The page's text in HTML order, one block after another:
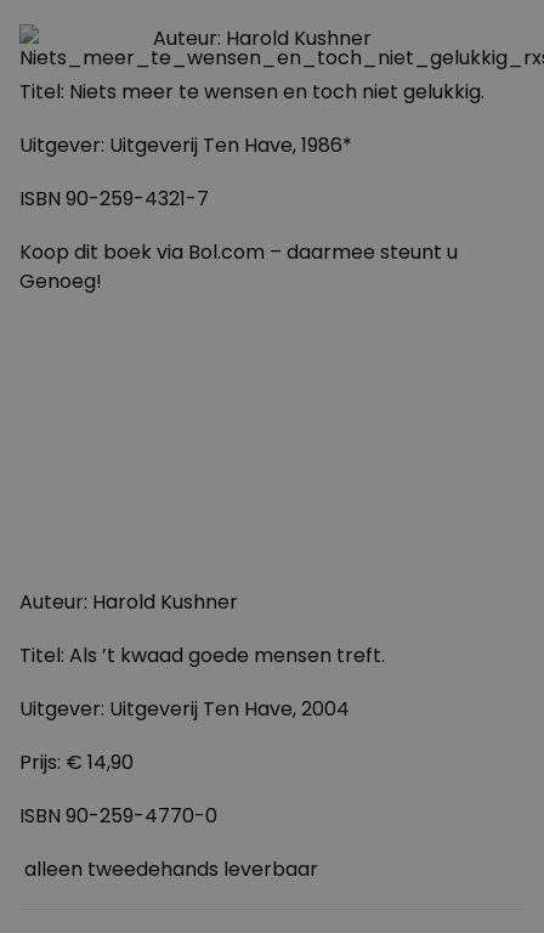
Auteur: Harold Kushner
Titel: Niets meer te wensen en toch niet gelukkig.
Uitgever: Uitgeverij Ten Have, 1986*
ISBN 90-259-4321-7
Koop dit boek via Bol.com – daarmee steunt u
Genoeg!
Auteur: Harold Kushner
Titel: Als ’t kwaad goede mensen treft.
Uitgever: Uitgeverij Ten Have, 2004
Prijs: € 14,90
ISBN 90-259-4770-0
alleen tweedehands leverbaar